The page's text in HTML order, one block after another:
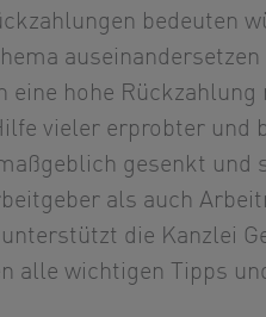
bedeuten
hohe
vieler erprobter und
gesenkt und
als auch
die Kanzlei
alle wichtigen Tipps